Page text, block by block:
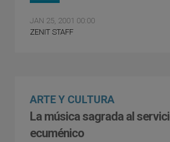
JAN 25, 2001 00:00
ZENIT STAFF
ARTE Y CULTURA
La música sagrada al
ecuménico